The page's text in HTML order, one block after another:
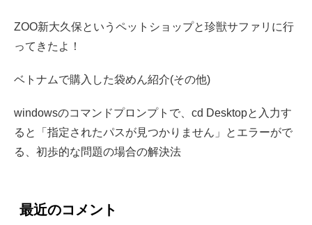
ZOO新大久保というペットショップと珍獣サファリに行
ってきたよ！
ベトナムで購入した袋めん紹介(その他)
windowsのコマンドプロンプトで、cd Desktopと入力す
ると「指定されたパスが見つかりません」とエラーがで
る、初歩的な問題の場合の解決法
最近のコメント